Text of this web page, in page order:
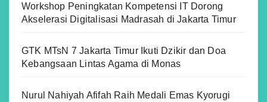
Workshop Peningkatan Kompetensi IT Dorong
Akselerasi Digitalisasi Madrasah di Jakarta Timur
GTK MTsN 7 Jakarta Timur Ikuti Dzikir dan Doa
Kebangsaan Lintas Agama di Monas
Nurul Nahiyah Afifah Raih Medali Emas Kyorugi